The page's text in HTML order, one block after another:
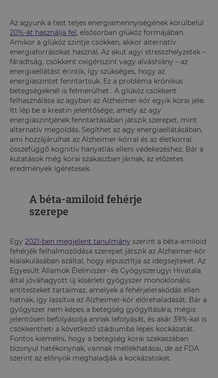
Az agyunk a test teljes energiamennyiségének körülbelül
20%-át használja fel, elsősorban glükóz formájában.
Amikor a glükóz szintje csökken, akkor alternatív
energiaforrásokat használ. Az akut agyi stresszhelyzetek –
fáradtság, csökkent oxigénszint vagy alváshiány – az
energiaellátást érintik, így szükséges, hogy az
energiaszintet fenntartsuk. Ez a probléma krónikus
betegségeknél is felmerülhet . A glükóz csökkent
felhasználása az agyban az Alzheimer-kór egyik korai jele.
Itt lép be a kreatin jelentősége, amely az agy
energiaszintjének fenntartásában játszik szerepet, mint
alternatív megoldás. Segíthet az agy energiaellátásában,
ami hozzájárulhat az Alzheimer-kórral és az életkorral
összefüggő kognitív hanyatlás elleni védekezéshez. Bár a
kutatások még korai szakaszban járnak, az előzetes
eredmények ígéretesek.
A béta-amiloid fehérje
szerepe
Egy 2021-ben megjelent tanulmány szerint a béta-amiloid
fehérjék felhalmozódása szerepet játszik az Alzheimer-kór
kialakulásában azáltal, hogy elpusztítja az idegsejteket. Az
Egyesült Államok Élelmiszer- és Gyógyszerügyi Hivatala
által jóváhagyott új kísérleti gyógyszer monoklonális
antitesteket tartalmaz, amelyek a fehérjelerakódás ellen
hatnak, így lassítva az Alzheimer-kór előrehaladását. Bár a
gyógyszer nem képes a betegség gyógyítására, mégis
jelentősen befolyásolja annak lefolyását, és akár 39%-kal is
csökkentheti a következő stádiumba lépés kockázatát.
Fontos kiemelni, hogy a betegség korai szakaszában
bizonyul hatékonynak, vannak mellékhatásai, de az FDA
szerint az előnyök meghaladják a kockázatokat.